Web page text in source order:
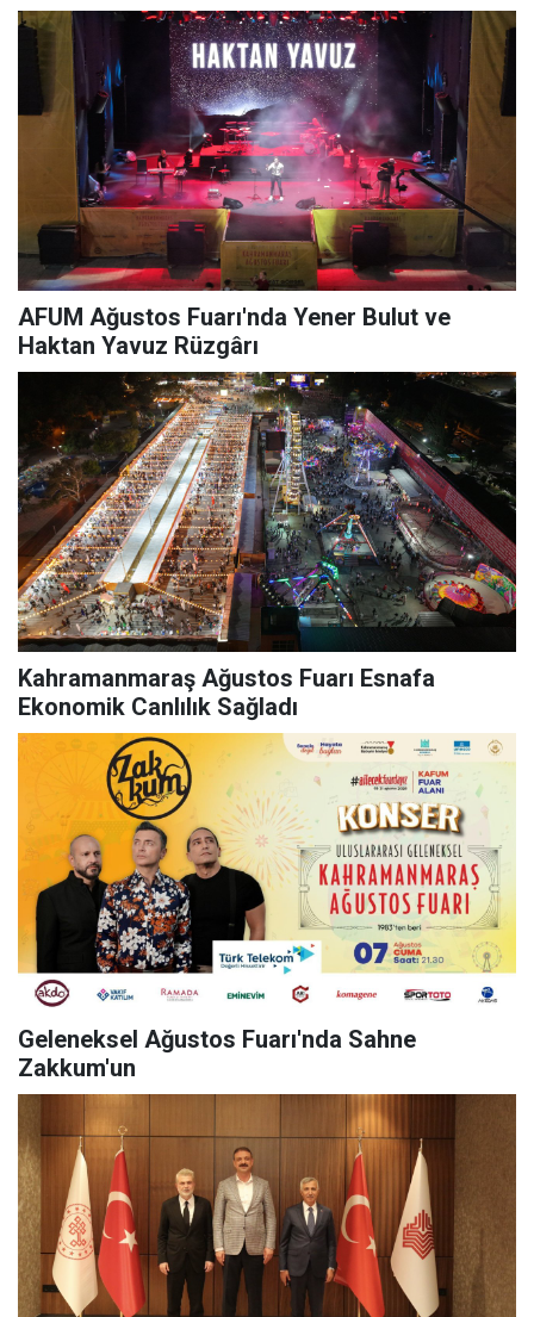
AFUM Ağustos Fuarı'nda Yener Bulut ve
Haktan Yavuz Rüzgârı
Kahramanmaraş Ağustos Fuarı Esnafa
Ekonomik Canlılık Sağladı
Geleneksel Ağustos Fuarı'nda Sahne
Zakkum'un